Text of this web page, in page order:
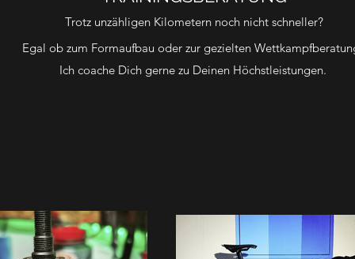
Trotz unzähligen Kilometern noch nicht schneller?
Egal ob zum Formaufbau oder zur gezielten
Ich coache Dich gerne zu Deinen Höchstleistungen.